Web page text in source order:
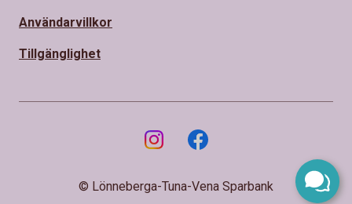
Användarvillkor
Tillgänglighet
© Lönneberga-Tuna-Vena Sparbank